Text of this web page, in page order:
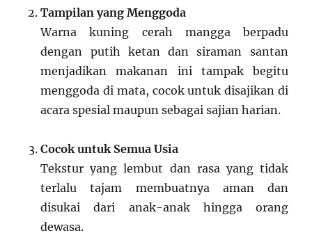
Tampilan yang Menggoda
Warna kuning cerah mangga berpadu
dengan putih ketan dan siraman santan
menjadikan makanan ini tampak begitu
menggoda di mata, cocok untuk disajikan di
acara spesial maupun sebagai sajian harian.
Cocok untuk Semua Usia
Tekstur yang lembut dan rasa yang tidak
terlalu tajam membuatnya aman dan
disukai dari anak-anak hingga orang
dewasa.